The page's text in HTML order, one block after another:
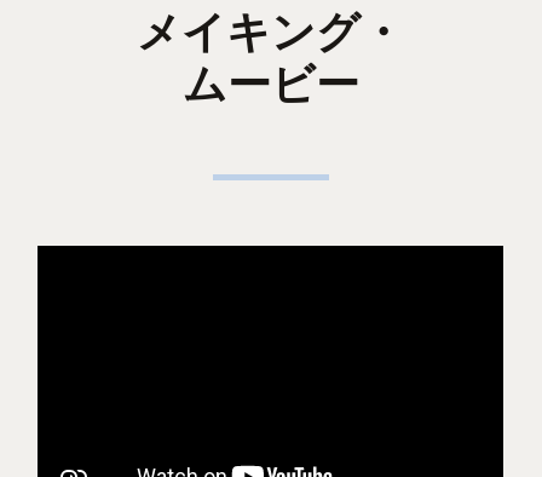
メイキング・
ムービー